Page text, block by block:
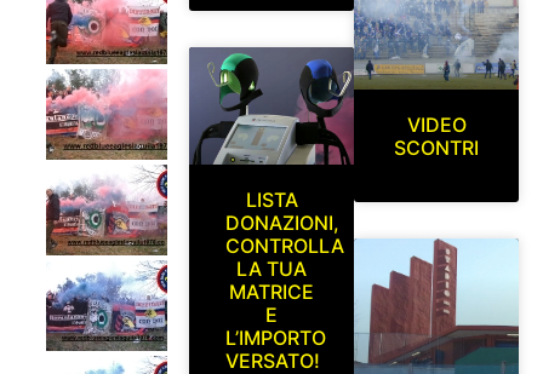
LISTA
DONAZIONI,
CONTROLLA
LA TUA
MATRICE
E
L’IMPORTO
VERSATO!
VIDEO
SCONTRI